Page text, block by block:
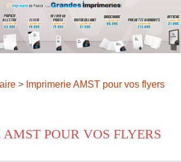
> Imprimerie AMST pour vos flyers
POUR VOS FLYERS